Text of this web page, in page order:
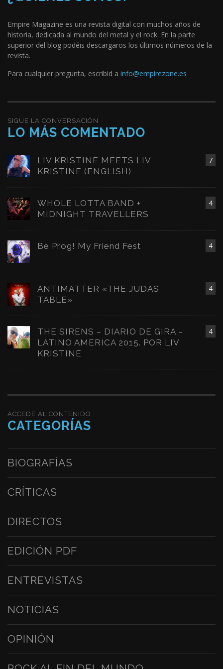
Empire Magazine es una revista digital con muchos años de
historia, dedicada al mundo del metal y el rock. En la parte
superior del blog podéis descargaros los últimos números de la
revista.
Para cualquier pregunta, escribid a info@empirezone.es
SIGUE LA CONVERSACIÓN
LO MÁS COMENTADO
7
LIV KRISTINE MEETS LIV
KRISTINE (ENGLISH)
4
WHOLE LOTTA BAND +
MIDNIGHT TRAVELLERS
4
Be Prog! My Friend Fest
4
ANTIMATTER «THE JUDAS
TABLE»
4
THE SIRENS – DIARIO DE GIRA –
LATINO AMERICA 2015. POR LIV
KRISTINE
ACCEDE AL CONTENIDO
CATEGORÍAS
BIOGRAFÍAS
CRÍTICAS
DIRECTOS
EDICIÓN PDF
ENTREVISTAS
NOTICIAS
OPINIÓN